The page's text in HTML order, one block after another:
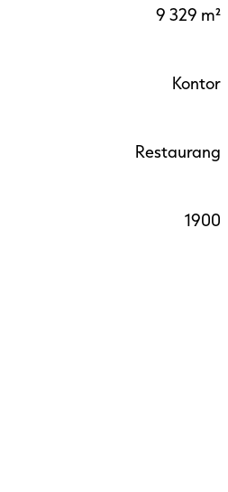
9 329 m²
Kontor
Restaurang
1900